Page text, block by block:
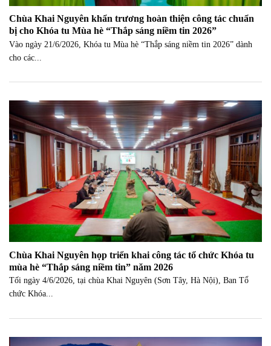
Chùa Khai Nguyên khẩn trương hoàn thiện công tác chuẩn
bị cho Khóa tu Mùa hè “Thắp sáng niềm tin 2026”
Vào ngày 21/6/2026, Khóa tu Mùa hè “Thắp sáng niềm tin 2026” dành
cho các...
Chùa Khai Nguyên họp triển khai công tác tổ chức Khóa tu
mùa hè “Thắp sáng niềm tin” năm 2026
Tối ngày 4/6/2026, tại chùa Khai Nguyên (Sơn Tây, Hà Nội), Ban Tổ
chức Khóa...